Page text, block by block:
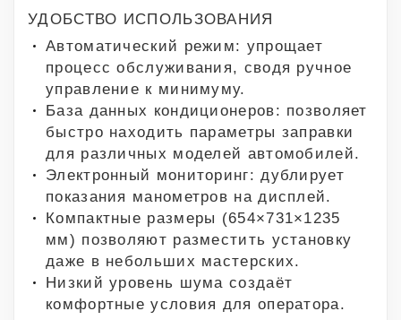
УДОБСТВО ИСПОЛЬЗОВАНИЯ
Автоматический режим: упрощает
процесс обслуживания, сводя ручное
управление к минимуму.
База данных кондиционеров: позволяет
быстро находить параметры заправки
для различных моделей автомобилей.
Электронный мониторинг: дублирует
показания манометров на дисплей.
Компактные размеры (654×731×1235
мм) позволяют разместить установку
даже в небольших мастерских.
Низкий уровень шума создаёт
комфортные условия для оператора.